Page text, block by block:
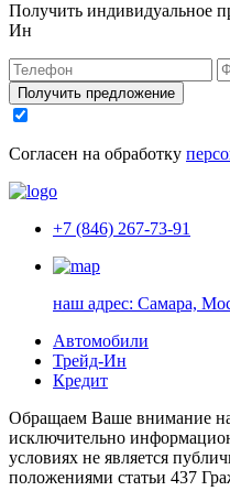
Получить индивидуальное
Ин
Получить предложение
Согласен на обработку
+7 (846) 267-73-91
наш адрес: Самара,
Автомобили
Трейд-Ин
Кредит
Обращаем Ваше внимание
исключительно
условиях не является
положениями статьи 437